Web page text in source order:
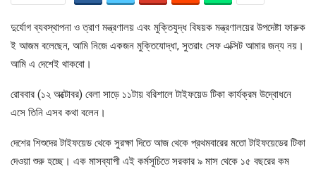
দুর্যোগ ব্যবস্থাপনা ও ত্রাণ মন্ত্রণালয় এবং মুক্তিযুদ্ধ বিষয়ক মন্ত্রণালয়ের উপদেষ্টা ফারুক
ই আজম বলেছেন, আমি নিজে একজন মুক্তিযোদ্ধা, সুতরাং সেফ এক্সিট আমার জন্য নয়।
আমি এ দেশেই থাকবো।
রোববার (১২ অক্টোবর) বেলা সাড়ে ১১টায় বরিশালে টাইফয়েড টিকা কার্যক্রম উদ্বোধনে
এসে তিনি এসব কথা বলেন।
দেশের শিশুদের টাইফয়েড থেকে সুরক্ষা দিতে আজ থেকে প্রথমবারের মতো টাইফয়েডের টিকা
দেওয়া শুরু হচ্ছে। এক মাসব্যাপী এই কর্মসূচিতে সরকার ৯ মাস থেকে ১৫ বছরের কম